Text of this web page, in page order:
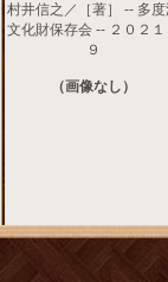
村井信之／［著］ -- 多
文化財保存会 -- ２０２
９
（画像なし）